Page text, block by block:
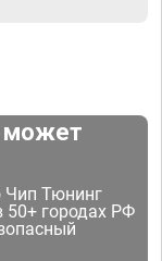
может
Чип Тюнинг
50+ городах РФ